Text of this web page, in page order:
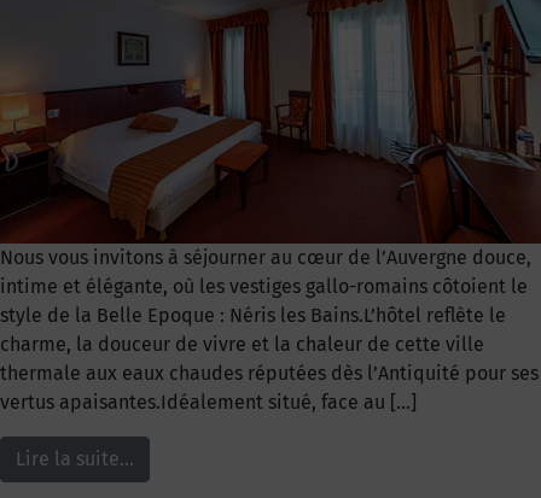
Nous vous invitons à séjourner au cœur de l’Auvergne douce,
intime et élégante, où les vestiges gallo-romains côtoient le
style de la Belle Epoque : Néris les Bains.L’hôtel reflète le
charme, la douceur de vivre et la chaleur de cette ville
thermale aux eaux chaudes réputées dès l’Antiquité pour ses
vertus apaisantes.Idéalement situé, face au […]
Lire la suite…